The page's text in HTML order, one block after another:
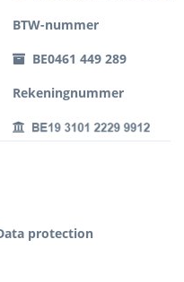
BTW-nummer
BE0461 449 289
Rekeningnummer
protection